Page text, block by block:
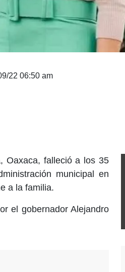
22 06:50 am
Oaxaca, falleció a los 35
municipal en
a la familia.
el gobernador Alejandro